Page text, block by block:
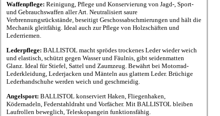
Waffenpflege: Reinigung, Pflege und Konservierung von Jagd-, Sport-
und Gebrauchswaffen aller Art. Neutralisiert saure
Verbrennungsrückstände, beseitigt Geschossabschmierungen und hält die
Mechanik gleitfähig. Ideal auch zur Pflege von Holzschäften und
Lederriemen.
Lederpflege: BALLISTOL macht sprödes trockenes Leder wieder weich
und elastisch, schützt gegen Wasser und Fäulnis, gibt seidenmatten
Glanz. Ideal für Stiefel, Sattel und Zaumzeug. Bewährt bei Motorrad-
Lederkleidung, Lederjacken und Mänteln aus glattem Leder. Brüchige
Lederhandschuhe werden weich und geschmeidig.
Angelsport: BALLISTOL konserviert Haken, Fliegenhaken,
Ködernadeln, Federstahldraht und Vorfächer. Mit BALLISTOL bleiben
Laufrollen beweglich, Teleskopangein funktionsfähig.